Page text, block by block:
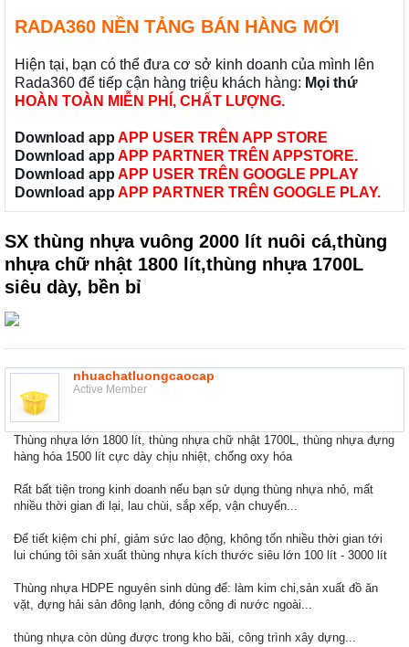
RADA360 NỀN TẢNG BÁN HÀNG MỚI
Hiện tại, bạn có thể đưa cơ sở kinh doanh của mình lên
Rada360 để tiếp cận hàng triệu khách hàng: Mọi thứ
HOÀN TOÀN MIỄN PHÍ, CHẤT LƯỢNG.
Download app APP USER TRÊN APP STORE
Download app APP PARTNER TRÊN APPSTORE.
Download app APP USER TRÊN GOOGLE PPLAY
Download app APP PARTNER TRÊN GOOGLE PLAY.
SX thùng nhựa vuông 2000 lít nuôi cá,thùng
nhựa chữ nhật 1800 lít,thùng nhựa 1700L
siêu dày, bền bỉ
nhuachatluongcaocap
Active Member
Thùng nhựa lớn 1800 lít, thùng nhựa chữ nhật 1700L, thùng nhựa đựng
hàng hóa 1500 lít cực dày chịu nhiệt, chống oxy hóa
Rất bất tiện trong kinh doanh nếu bạn sử dụng thùng nhựa nhỏ, mất
nhiều thời gian đi lại, lau chùi, sắp xếp, vận chuyển...
Để tiết kiệm chi phí, giảm sức lao động, không tốn nhiều thời gian tới
lui chúng tôi sản xuất thùng nhựa kích thước siêu lớn 100 lít - 3000 lít
Thùng nhựa HDPE nguyên sinh dùng để: làm kim chi,sản xuất đồ ăn
vặt, đựng hải sản đông lạnh, đóng công đi nước ngoài...
thùng nhựa còn dùng được trong kho bãi, công trình xây dựng...